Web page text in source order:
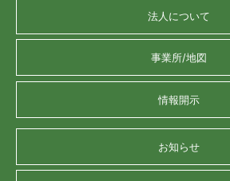
法人について
事業所/地図
情報開示
お知らせ